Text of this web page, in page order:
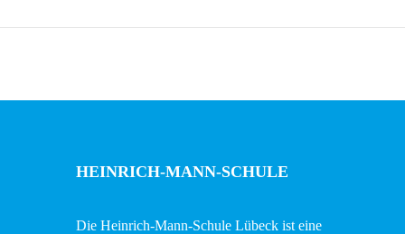
HEINRICH-MANN-SCHULE
Die Heinrich-Mann-Schule Lübeck ist eine
Kalender
Veranstaltungen